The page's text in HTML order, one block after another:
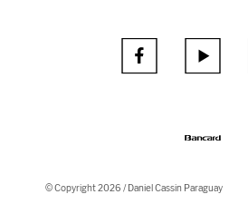
 
© Copyright 2026 / Daniel Cassin Paraguay